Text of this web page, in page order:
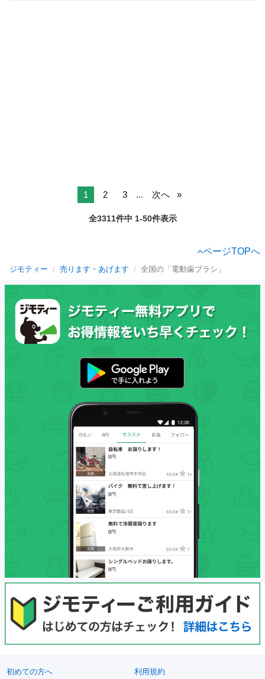
1 2 3 ... 次へ
全3311件中 1-50件表示
ページTOPへ
ジモティー 売ります・あげます 全国の「電動歯ブラシ」
初めての方へ 利用規約